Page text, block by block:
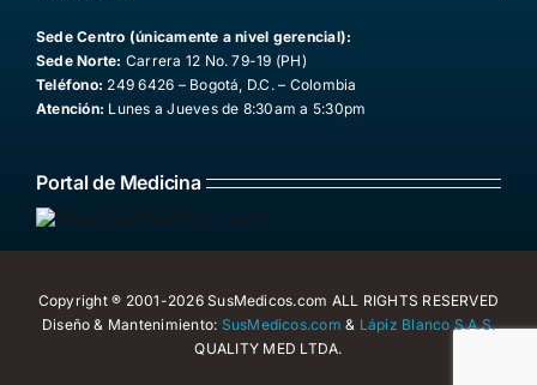
Sede Centro (únicamente a nivel gerencial):
Sede Norte: Carrera 12 No. 79-19 (PH)
Teléfono: 249 6426 – Bogotá, D.C. – Colombia
Atención: Lunes a Jueves de 8:30am a 5:30pm
Portal de Medicina
Copyright ® 2001-2026 SusMedicos.com ALL RIGHTS RESERVED
Diseño & Mantenimiento: SusMedicos.com & Lápiz Blanco S.A.S.
QUALITY MED LTDA.